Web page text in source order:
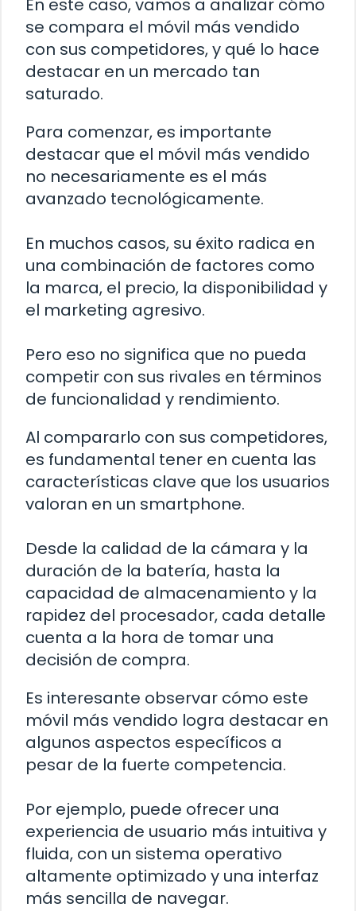
En este caso, vamos a analizar cómo
se compara el móvil más vendido
con sus competidores, y qué lo hace
destacar en un mercado tan
saturado.
Para comenzar, es importante
destacar que el móvil más vendido
no necesariamente es el más
avanzado tecnológicamente.
En muchos casos, su éxito radica en
una combinación de factores como
la marca, el precio, la disponibilidad y
el marketing agresivo.
Pero eso no significa que no pueda
competir con sus rivales en términos
de funcionalidad y rendimiento.
Al compararlo con sus competidores,
es fundamental tener en cuenta las
características clave que los usuarios
valoran en un smartphone.
Desde la calidad de la cámara y la
duración de la batería, hasta la
capacidad de almacenamiento y la
rapidez del procesador, cada detalle
cuenta a la hora de tomar una
decisión de compra.
Es interesante observar cómo este
móvil más vendido logra destacar en
algunos aspectos específicos a
pesar de la fuerte competencia.
Por ejemplo, puede ofrecer una
experiencia de usuario más intuitiva y
fluida, con un sistema operativo
altamente optimizado y una interfaz
más sencilla de navegar.